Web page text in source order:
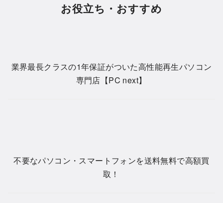
お役立ち・おすすめ
業界最長クラスの1年保証がついた高性能再生パソコン
専門店【PC next】
不要なパソコン・スマートフォンを送料無料で高額買
取！